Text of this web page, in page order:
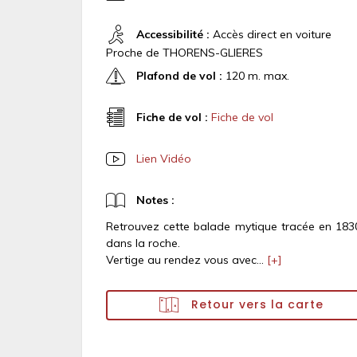
Accessibilité : Accès direct en voiture
Proche de THORENS-GLIERES
Plafond de vol : 120 m. max.
Fiche de vol : Fiche de vol
Lien Vidéo
Notes :
Retrouvez cette balade mytique tracée en
dans la roche.
Vertige au rendez vous avec... [+]
Retour vers la carte